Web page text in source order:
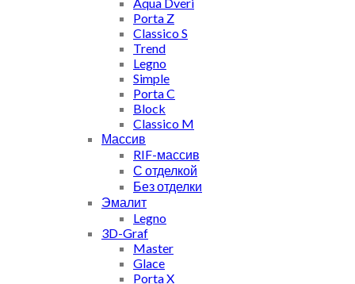
Porta Z
Classico S
Trend
Legno
Simple
Porta C
Block
Classico M
Массив
RIF-массив
С отделкой
Без отделки
Эмалит
Legno
3D-Graf
Master
Glace
Porta X